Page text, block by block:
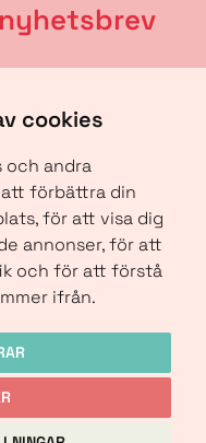
cookies
och andra
förbättra din
för att visa dig
annonser, för att
och för att förstå
ifrån.